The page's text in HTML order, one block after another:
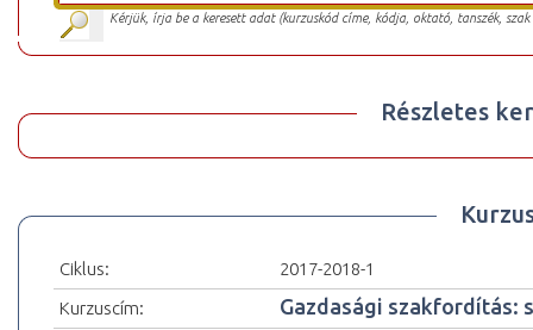
Kérjük, írja be a keresett adat (kurzuskód címe, kódja, oktató, tanszék,
Részletes
Ciklus:
2017-2018-1
Kurzuscím:
Gazdasági szakfordítás: